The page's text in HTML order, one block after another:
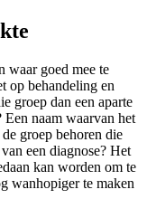
waar goed mee te
op behandeling en
groep dan een aparte
Een naam waarvan het
groep behoren die
een diagnose? Het
kan worden om te
wanhopiger te maken